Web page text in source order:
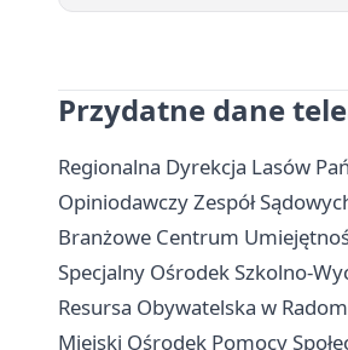
Przydatne dane
Regionalna Dyrekcja Lasów
Opiniodawczy Zespół
Branżowe Centrum
Specjalny Ośrodek Szkolno-
Resursa Obywatelska w
Miejski Ośrodek Pomocy